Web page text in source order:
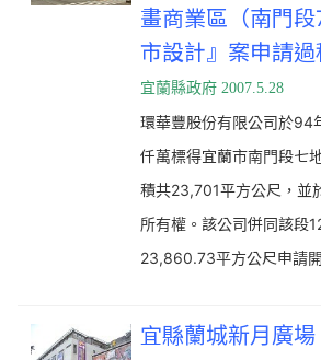
畫商業區（南門
市設計』案申請過
宜蘭縣政府 2007.5.28
環華豐股份有限公司於94
仟萬標得宜蘭市南門段七
積共23,701平方公尺，並
所有權。該公司併同該段
23,860.73平方公尺申請開
宜縣蘭城新月廣